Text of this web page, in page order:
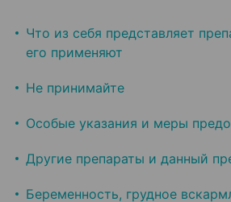
Что из себя представляет
его применяют
Не принимайте
Особые указания и меры
Другие препараты и данный
Беременность, грудное